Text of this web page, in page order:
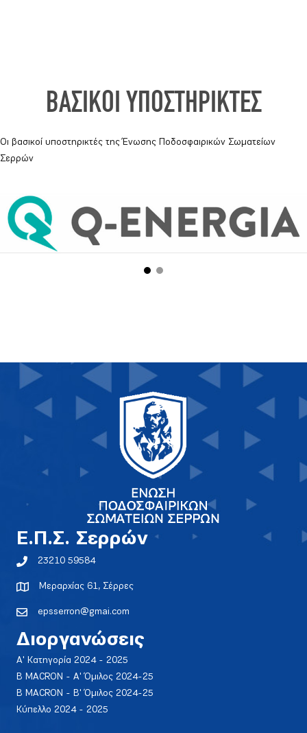
ΒΑΣΙΚΟΙ ΥΠΟΣΤΗΡΙΚΤΕΣ
Οι βασικοί υποστηρικτές της Ένωσης Ποδοσφαιρικών Σωματείων
Σερρών
E.Π.Σ. Σερρών
23210 59584
Μεραρχίας 61, Σέρρες
epsserron@gmai.com
Διοργανώσεις
Α' Κατηγορία 2024 - 2025
Β MACRON - Α' Όμιλος 2024-25
Β MACRON - Β' Όμιλος 2024-25
Κύπελλο 2024 - 2025